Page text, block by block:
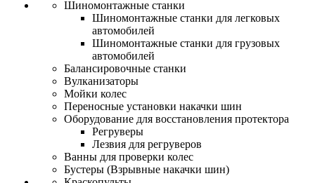
Шиномонтажные станки
Шиномонтажные станки для легковых
автомобилей
Шиномонтажные станки для грузовых
автомобилей
Балансировочные станки
Вулканизаторы
Мойки колес
Переносные установки накачки шин
Оборудование для восстановления протектора
Регруверы
Лезвия для регруверов
Ванны для проверки колес
Бустеры (Взрывные накачки шин)